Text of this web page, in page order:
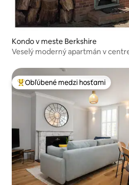
Kondo v meste Berkshire
Veselý moderný apartmán v
Najobľúbenejšie medzi hosťami
Obľúbené medzi hosťami